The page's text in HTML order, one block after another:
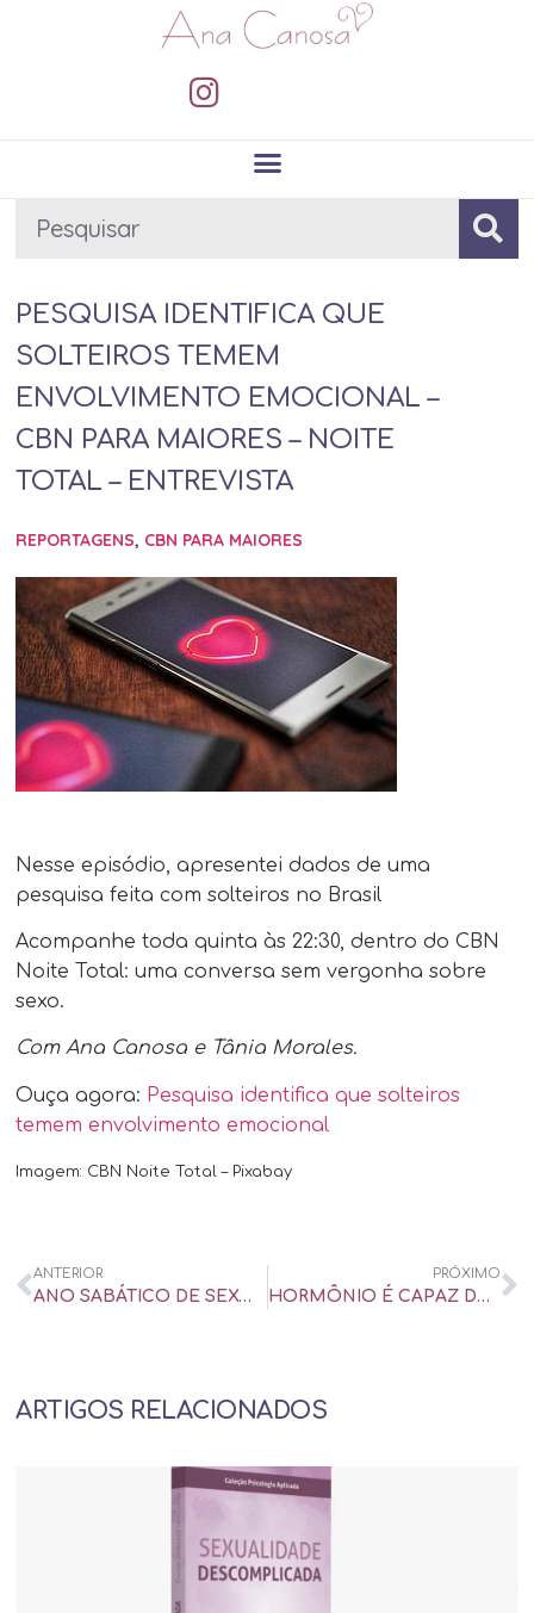
PESQUISA IDENTIFICA QUE
SOLTEIROS TEMEM
ENVOLVIMENTO EMOCIONAL –
CBN PARA MAIORES – NOITE
TOTAL – ENTREVISTA
REPORTAGENS, CBN PARA MAIORES
Nesse episódio, apresentei dados de uma
pesquisa feita com solteiros no Brasil
Acompanhe toda quinta às 22:30​, dentro do CBN
Noite Total: uma conversa sem vergonha sobre
sexo.
Com Ana Canosa e Tânia Morales.
Ouça agora: Pesquisa identifica que solteiros
temem envolvimento emocional
Imagem: CBN Noite Total – Pixabay
ANTERIOR
ANO SABÁTICO DE SEXO E O MITO DA ‘MAL COMIDA’: ‘NUNCA ME SENTI TÃO LIVRE’ – UOL UNIVERSA
PRÓXIMO
HORMÔNIO É CAPAZ DE DIMINUIR VERGONHA DE MULHERES NO SEXO, MOSTRA PESQUISA – UOL UNIVERSA
ARTIGOS RELACIONADOS